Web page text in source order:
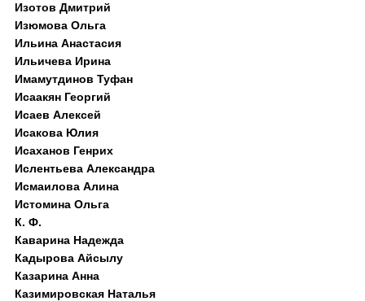
Изотов Дмитрий
Изюмова Ольга
Ильина Анастасия
Ильичева Ирина
Имамутдинов Туфан
Исаакян Георгий
Исаев Алексей
Исакова Юлия
Исаханов Генрих
Ислентьева Александра
Исмаилова Алина
Истомина Ольга
К. Ф.
Каварина Надежда
Кадырова Айсылу
Казарина Анна
Казимировская Наталья